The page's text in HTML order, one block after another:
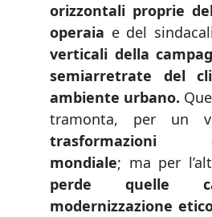
orizzontali proprie
operaia e del
verticali della
semiarretrate del
ambiente urbano.
tramonta, per un
trasformazioni
mondiale; ma per
perde quelle
modernizzazione